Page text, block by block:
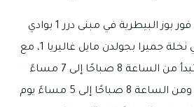
تقع فروع عيادة تو فيت فور بوز البيطرية في مبنى درر 1 بوادي
الصفا 5، والفرع الآخر في نخلة جميرا بجولدن مايل غاليريا 1، مع
العلم أن أوقات عملها تبدأ من الساعة 8 صباحًا إلى 7 مساءً
يوم الأحد وحتى الأربعاء، ومن الساعة 8 صباحًا إلى 5 مساءً يوم